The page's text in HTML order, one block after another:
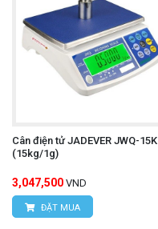
Cân điện tử JADEVER JWQ-15K
(15kg/1g)
3,047,500 VND
ĐẶT MUA